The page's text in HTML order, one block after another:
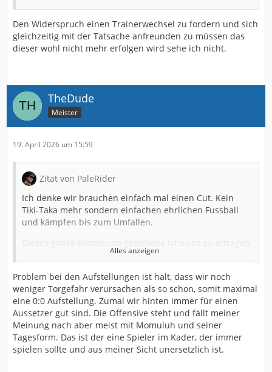
Den Widerspruch einen Trainerwechsel zu fordern und sich
gleichzeitig mit der Tatsache anfreunden zu müssen das
dieser wohl nicht mehr erfolgen wird sehe ich nicht.
TheDude
Meister
19. April 2026 um 15:59
Zitat von PaleRider
Ich denke wir brauchen einfach mal einen Cut. Kein
Tiki-Taka mehr sondern einfachen ehrlichen Fussball
und kämpfen bis zum Umfallen.
nur um dann soweit aufzurücken und naiv hoch zu
Verteidigungslinie zum 1 gg 1 Duell kommt oder dass
die Anspielstationen fehlen und man einen
gigantischen Fehlpass spielt.
2 Spitzen, 2 6er und dann davor 2 Freirollen, und dann
spielen wir Langholz nach vorne und gehen auf die 2
Bälle. Ist ähnlich effizient aber nicht so riskant wie wir
Alles anzeigen
Problem bei den Aufstellungen ist halt, dass wir noch
weniger Torgefahr verursachen als so schon, somit maximal
eine 0:0 Aufstellung. Zumal wir hinten immer für einen
Aussetzer gut sind. Die Offensive steht und fällt meiner
Meinung nach aber meist mit Momuluh und seiner
Tagesform. Das ist der eine Spieler im Kader, der immer
spielen sollte und aus meiner Sicht unersetzlich ist.